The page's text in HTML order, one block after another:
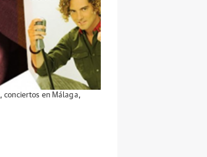
,conciertos en Málaga,